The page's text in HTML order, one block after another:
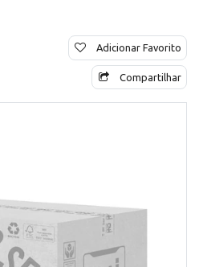
Adicionar Favorito
Compartilhar